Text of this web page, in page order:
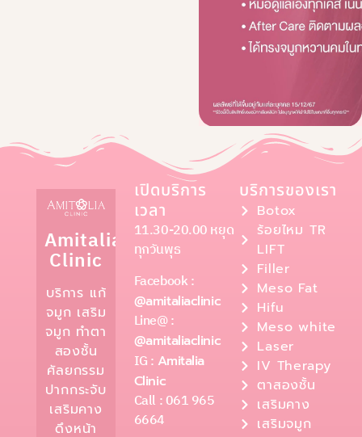
Amitalia
Clinic
บริการ แก้
จมูก เสริม
จมูก ทำตา
สองชั้น
ศัลยกรรม
ปากกระจับ
เสริมคาง
ดึงหน้า
เปิดบริการ
เวลา
11.30-20.00 หยุด
ทุกวันพุธ
Facebook :
@amitaliaclinic
Line@ :
@amitaliaclinic
IG : Amitalia
Clinic
Call : 061 965
6664
บริการของเรา
Botox
ร้อยไหม TR
LIFT
Filler
Meso Fat
Hifu
Meso white
Laser
IV Therapy
ตาสองชั้น
เสริมคาง
เสริมจมูก